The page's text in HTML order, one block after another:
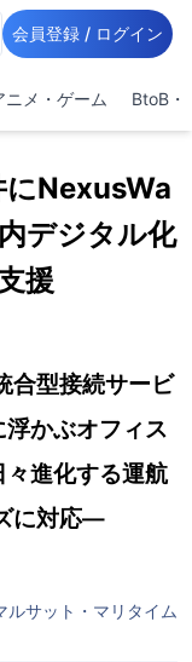
会員登録 / ログイン
ニメ・ゲーム BtoB・
にNexusWa
デジタル化
援
合型接続サービ
かぶオフィス
々進化する運航
に対応―
ルサット・マリタイム